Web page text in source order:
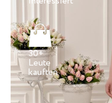
30+
Leute
kauften